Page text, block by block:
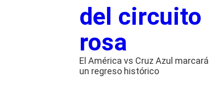
del circuito
rosa
El América vs Cruz Azul marcará
un regreso histórico